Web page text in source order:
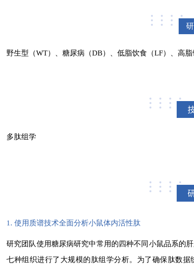
野生型（WT）、糖尿病（DB）、低脂饮食（LF）、高
多肽组学
1. 使用质谱技术全面分析小鼠体内活性肽
研究团队使用糖尿病研究中常用的四种不同小鼠品系的
七种组织进行了大规模的肽组学分析。为了确保肽数